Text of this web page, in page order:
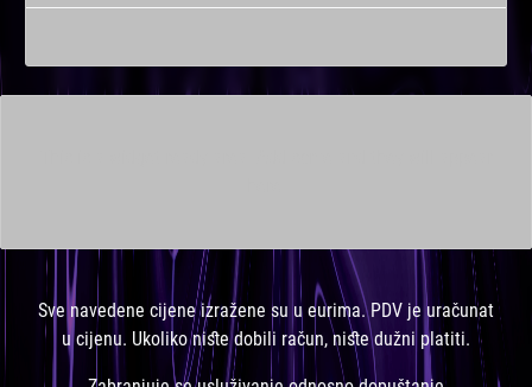
Sve navedene cijene izražene su u eurima. PDV je uračunat
u cijenu. Ukoliko niste dobili račun, niste dužni platiti.